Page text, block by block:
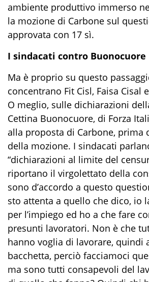
ambiente produttivo immerso
la mozione di Carbone sul
approvata con 17 sì.
I sindacati contro Buonocuore
Ma è proprio su questo
concentrano Fit Cisl, Faisa Cisal
O meglio, sulle dichiarazioni
Cettina Buonocuore, di Forza
alla proposta di Carbone, prima
della mozione. I sindacati
“dichiarazioni al limite del
riportano il virgolettato della
sono d’accordo a questo
sto attenta a quello che dico, io
per l’impiego ed ho a che fare
presunti lavoratori. Non è che
hanno voglia di lavorare, quindi
bacchetta, perciò facciamoci
ma sono tutti consapevoli del